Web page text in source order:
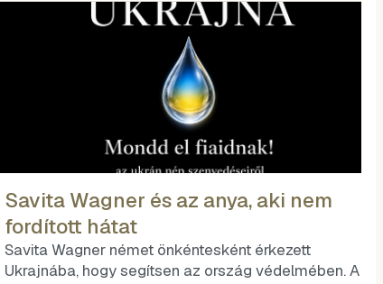
Savita Wagner és az anya, aki nem
fordított hátat
Savita Wagner német önkéntesként érkezett
Ukrajnába, hogy segítsen az ország védelmében. A